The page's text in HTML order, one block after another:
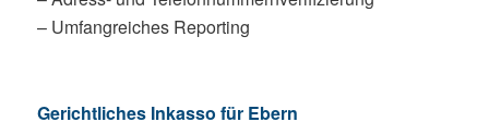
– Umfangreiches Reporting
Gerichtliches Inkasso für Ebern